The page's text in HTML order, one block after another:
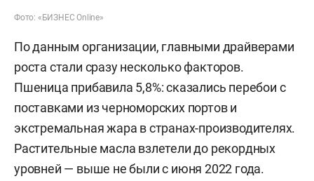
Фото: «БИЗНЕС Online»
По данным организации, главными драйверами
роста стали сразу несколько факторов.
Пшеница прибавила 5,8%: сказались перебои с
поставками из черноморских портов и
экстремальная жара в странах-производителях.
Растительные масла взлетели до рекордных
уровней — выше не были с июня 2022 года.